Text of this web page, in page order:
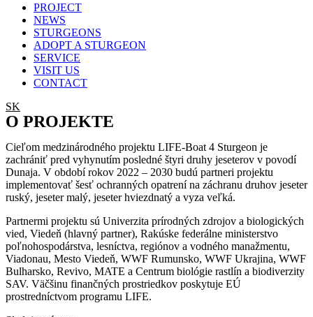
PROJECT
NEWS
STURGEONS
ADOPT A STURGEON
SERVICE
VISIT US
CONTACT
SK
O PROJEKTE
Cieľom medzinárodného projektu LIFE-Boat 4 Sturgeon je
zachrániť pred vyhynutím posledné štyri druhy jeseterov v povodí
Dunaja. V období rokov 2022 – 2030 budú partneri projektu
implementovať šesť ochranných opatrení na záchranu druhov jeseter
ruský, jeseter malý, jeseter hviezdnatý a vyza veľká.
Partnermi projektu sú Univerzita prírodných zdrojov a biologických
vied, Viedeň (hlavný partner), Rakúske federálne ministerstvo
poľnohospodárstva, lesníctva, regiónov a vodného manažmentu,
Viadonau, Mesto Viedeň, WWF Rumunsko, WWF Ukrajina, WWF
Bulharsko, Revivo, MATE a Centrum biológie rastlín a biodiverzity
SAV. Väčšinu finančných prostriedkov poskytuje EÚ
prostredníctvom programu LIFE.